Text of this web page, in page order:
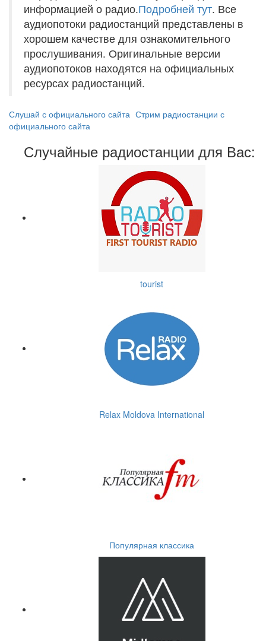
информацией о радио.Подробней тут. Все
аудиопотоки радиостанций представлены в
хорошем качестве для ознакомительного
прослушивания. Оригинальные версии
аудиопотоков находятся на официальных
ресурсах радиостанций.
Слушай с официального сайта Стрим радиостанции с
официального сайта
Случайные радиостанции для Вас:
tourist
Relax Moldova International
Популярная классика